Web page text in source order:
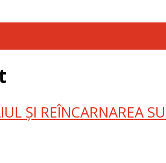
ȘI REÎNCARNAREA